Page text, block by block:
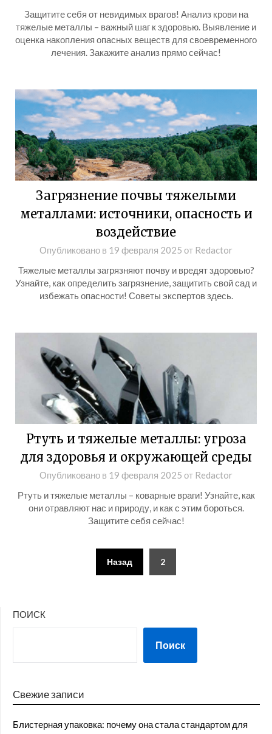
Защитите себя от невидимых врагов! Анализ крови на
тяжелые металлы – важный шаг к здоровью. Выявление и
оценка накопления опасных веществ для своевременного
лечения. Закажите анализ прямо сейчас!
Загрязнение почвы тяжелыми
металлами: источники, опасность и
воздействие
Опубликовано в 19 февраля 2025 от Redactor
Тяжелые металлы загрязняют почву и вредят здоровью?
Узнайте, как определить загрязнение, защитить свой сад и
избежать опасности! Советы экспертов здесь.
Ртуть и тяжелые металлы: угроза
для здоровья и окружающей среды
Опубликовано в 19 февраля 2025 от Redactor
Ртуть и тяжелые металлы – коварные враги! Узнайте, как
они отравляют нас и природу, и как с этим бороться.
Защитите себя сейчас!
Назад 2
ПОИСК
Поиск
Свежие записи
Блистерная упаковка: почему она стала стандартом для